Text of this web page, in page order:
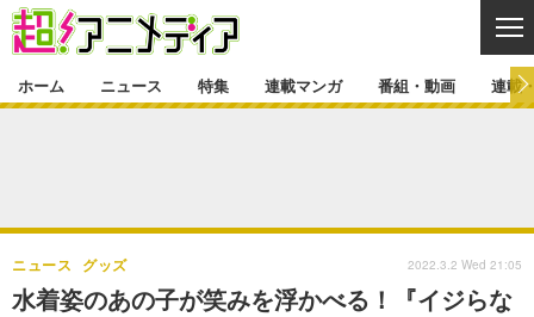
ゲーム・アプリ マンガ
特集一覧 カバー
連載マンガ
連載マンガ一覧 連載一覧
番組・動画
ホーム ニュース 特集 連載マンガ 番組・動画 連載
水着姿のあの子が笑みを浮かべる！『イジらな
ニュース グッズ 2022.3.2 Wed 21:05